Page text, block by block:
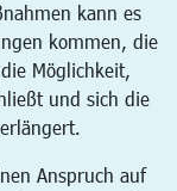
kann es
kommen, die
Möglichkeit,
und sich die
Anspruch auf